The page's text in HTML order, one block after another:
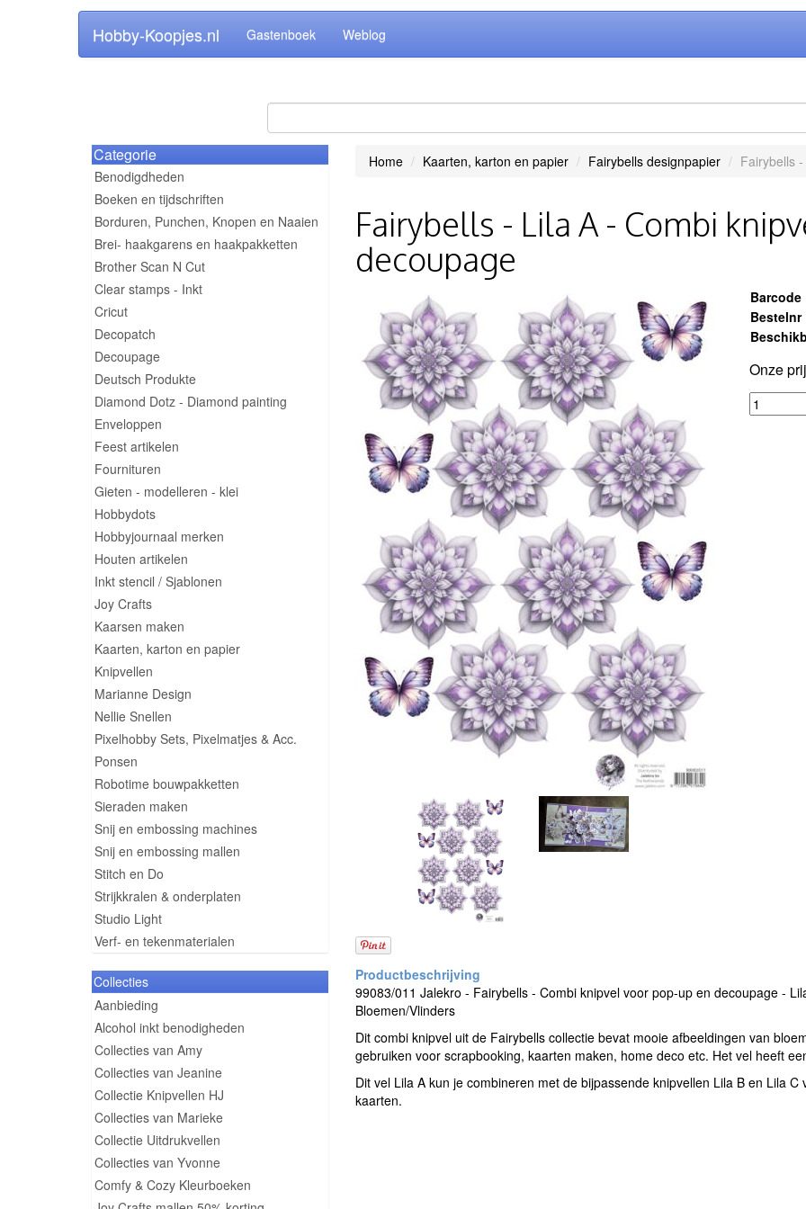
Hobby-Koopjes.nl Gastenboek Weblog
Categorie
Benodigdheden
Boeken en tijdschriften
Borduren, Punchen, Knopen en Naaien
Brei- haakgarens en haakpakketten
Brother Scan N Cut
Clear stamps - Inkt
Cricut
Decopatch
Decoupage
Deutsch Produkte
Diamond Dotz - Diamond painting
Enveloppen
Feest artikelen
Fournituren
Gieten - modelleren - klei
Hobbydots
Hobbyjournaal merken
Houten artikelen
Inkt stencil / Sjablonen
Joy Crafts
Kaarsen maken
Kaarten, karton en papier
Knipvellen
Marianne Design
Nellie Snellen
Pixelhobby Sets, Pixelmatjes & Acc.
Ponsen
Robotime bouwpakketten
Sieraden maken
Snij en embossing machines
Snij en embossing mallen
Stitch en Do
Strijkkralen & onderplaten
Studio Light
Verf- en tekenmaterialen
Collecties
Aanbieding
Alcohol inkt benodigheden
Collecties van Amy
Collecties van Jeanine
Collectie Knipvellen HJ
Collecties van Marieke
Collectie Uitdrukvellen
Collecties van Yvonne
Comfy & Cozy Kleurboeken
Home Kaarten, karton en papier Fairybells designpapier Fairybells
Fairybells - Lila A - Combi
decoupage
Barcode
Bestelnr
Onze
99083/011 Jalekro - Fairybells - Combi knipvel voor pop-up en decoupage -
Bloemen/Vlinders
Dit combi knipvel uit de Fairybells collectie bevat mooie afbeeldingen van
gebruiken voor scrapbooking, kaarten maken, home deco etc. Het vel heeft
Dit vel Lila A kun je combineren met de bijpassende knipvellen Lila B en Lila
kaarten.